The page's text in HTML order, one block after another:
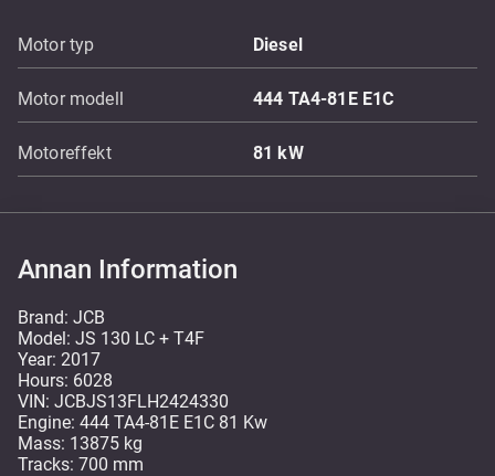
Motor typ Diesel
Motor modell 444 TA4-81E E1C
Motoreffekt 81kW
Annan Information
Brand: JCB
Model: JS 130 LC + T4F
Year: 2017
Hours: 6028
VIN: JCBJS13FLH2424330
Engine: 444 TA4-81E E1C 81 Kw
Mass: 13875 kg
Tracks: 700 mm